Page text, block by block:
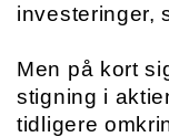
investeringer,
Men på kort
stigning i
tidligere